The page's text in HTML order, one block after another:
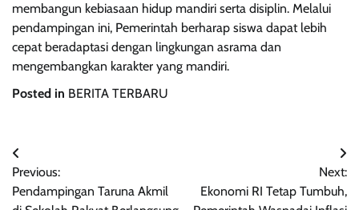
membangun kebiasaan hidup mandiri serta disiplin. Melalui
pendampingan ini, Pemerintah berharap siswa dapat lebih
cepat beradaptasi dengan lingkungan asrama dan
mengembangkan karakter yang mandiri.
Posted in BERITA TERBARU
Navigasi
pos
Previous:
Pendampingan Taruna Akmil
Next:
Ekonomi RI Tetap Tumbuh,